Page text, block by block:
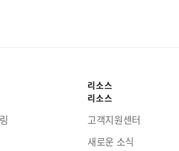
리소스
리소스
고객지원센터
새로운 소식